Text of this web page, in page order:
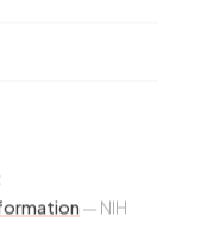
NIH